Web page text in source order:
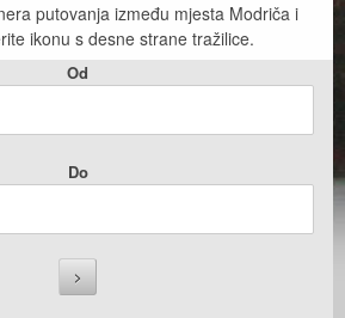
putovanja između mjesta Modriča i
ikonu s desne strane tražilice.
Od
Do